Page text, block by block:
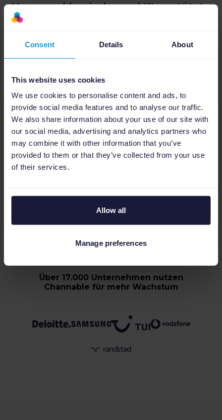
Consent Details About
This website uses cookies
We use cookies to personalise content and ads, to
provide social media features and to analyse our traffic.
We also share information about your use of our site with
our social media, advertising and analytics partners who
may combine it with other information that you’ve
provided to them or that they’ve collected from your use
of their services.
Allow all
Manage preferences
Versorge klassische und KI-gestützte
optimierten Produktinhalten, die deine
Über 17.000 Unternehmen nutzen
Channable für mehr Wachstum